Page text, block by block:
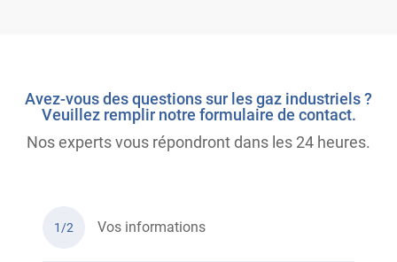
Avez-vous des questions sur les gaz industriels ?
Veuillez remplir notre formulaire de contact.
Nos experts vous répondront dans les 24 heures.
1/2 Vos informations